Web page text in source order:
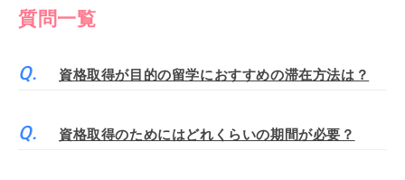
質問一覧
資格取得が目的の留学におすすめの滞在方法は？
資格取得のためにはどれくらいの期間が必要？